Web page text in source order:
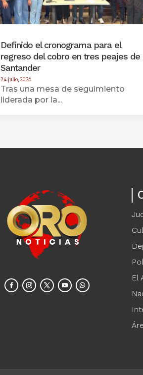
Definido el cronograma para el
regreso del cobro en tres peajes de
Santander
24 julio, 2026
Tras una mesa de seguimiento
liderada por la...
El